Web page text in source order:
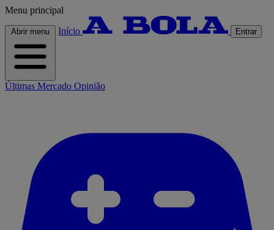
Menu principal
Abrir menu Início Entrar
Últimas Mercado Opinião